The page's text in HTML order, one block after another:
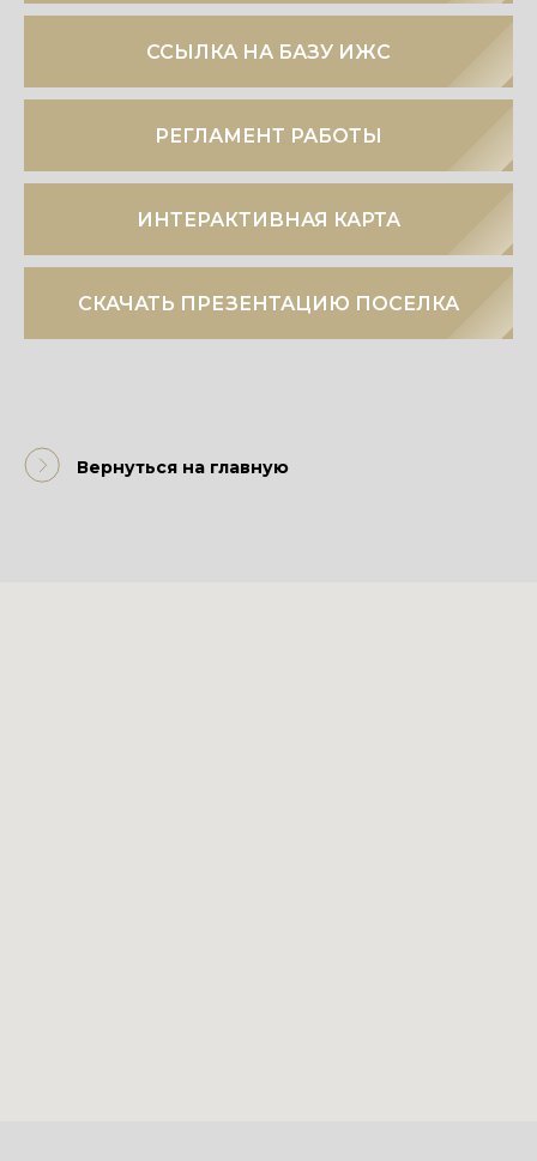
ССЫЛКА НА БАЗУ ИЖС
РЕГЛАМЕНТ РАБОТЫ
ИНТЕРАКТИВНАЯ КАРТА
СКАЧАТЬ ПРЕЗЕНТАЦИЮ ПОСЕЛКА
Вернуться на главную